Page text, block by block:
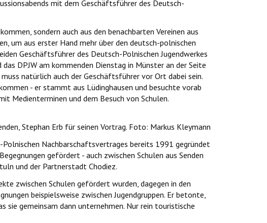
mit dem Geschäftsführer des Deutsch-
sondern auch aus den benachbarten Vereinen aus
um aus erster Hand mehr über den deutsch-polnischen
Geschäftsführer des Deutsch-Polnischen Jugendwerkes
DPJW am kommenden Dienstag in Münster an der Seite
natürlich auch der Geschäftsführer vor Ort dabei sein.
- er stammt aus Lüdinghausen und besuchte vorab
Medienterminen und dem Besuch von Schulen.
Stephan Erb für seinen Vortrag. Foto: Markus Kleymann
Nachbarschaftsvertrages bereits 1991 gegründet
gefördert - auch zwischen Schulen aus Senden
und der Partnerstadt Chodiez.
zwischen Schulen gefördert wurden, dagegen in den
beispielsweise zwischen Jugendgruppen. Er betonte,
sie gemeinsam dann unternehmen. Nur rein touristische